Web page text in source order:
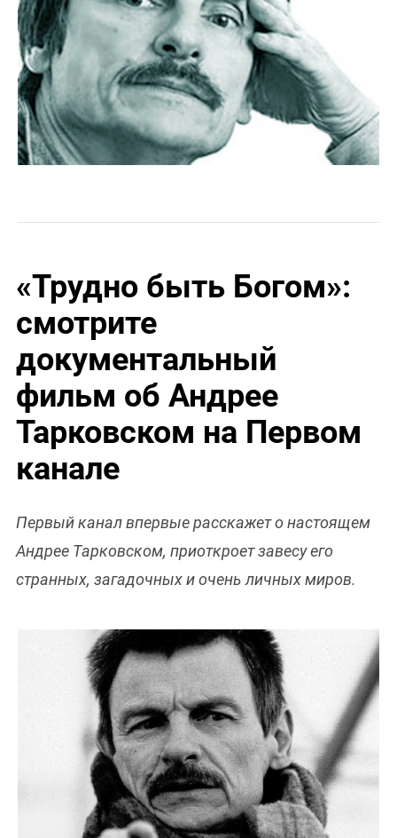
«Трудно быть Богом»:
смотрите
документальный
фильм об Андрее
Тарковском на Первом
канале
Первый канал впервые расскажет о настоящем
Андрее Тарковском, приоткроет завесу его
странных, загадочных и очень личных миров.